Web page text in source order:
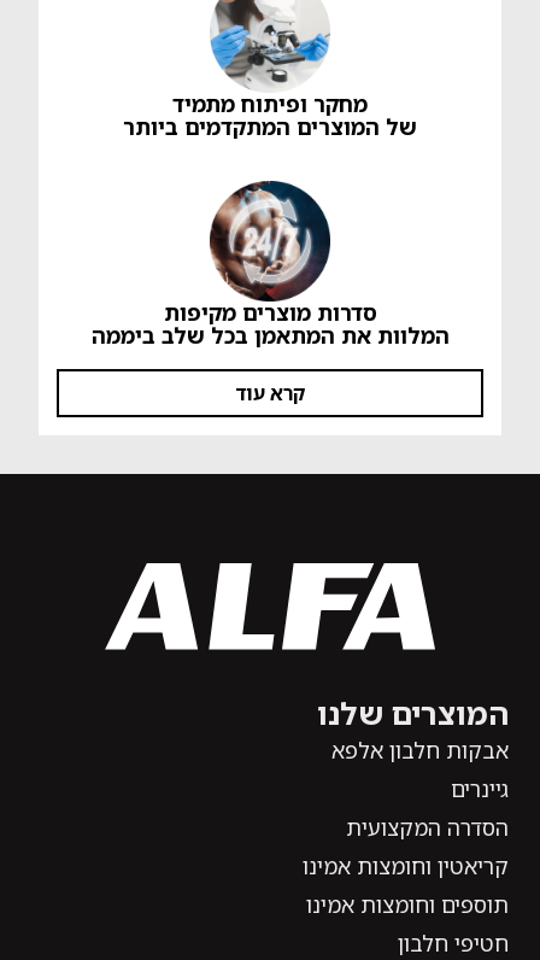
מחקר ופיתוח מתמיד
של המוצרים המתקדמים ביותר
סדרות מוצרים מקיפות
המלוות את המתאמן בכל שלב ביממה
קרא עוד
המוצרים שלנו
אבקות חלבון אלפא
גיינרים
הסדרה המקצועית
קריאטין וחומצות אמינו
תוספים וחומצות אמינו
חטיפי חלבון